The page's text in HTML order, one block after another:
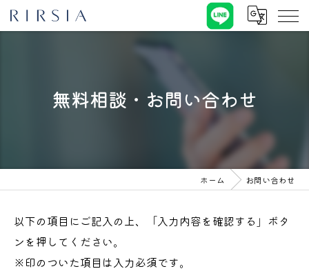
無料相談・お問い合わせ
ホーム お問い合わせ
以下の項目にご記入の上、「入力内容を確認する」ボタ
ンを押してください。
※印のついた項目は入力必須です。